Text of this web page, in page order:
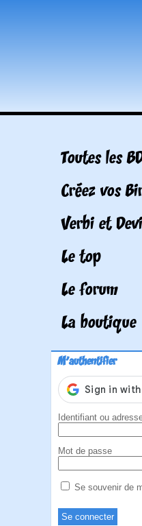
Toutes les
Créez vos
Verbi et
Le top
Le forum
La boutique
M'authentifier
Identifiant ou
Mot de passe
Se souvenir de